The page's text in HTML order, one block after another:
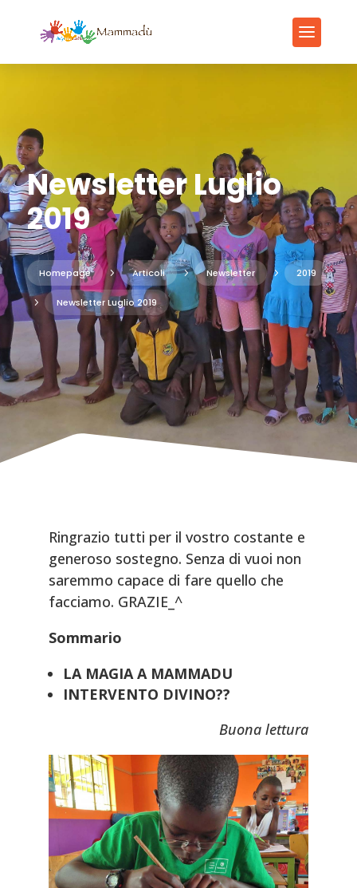
Newsletter Luglio
2019
Homepage 5 Articoli 5 Newsletter 5 2019
5 Newsletter Luglio 2019
Ringrazio tutti per il vostro costante e
generoso sostegno. Senza di vuoi non
saremmo capace di fare quello che
facciamo. GRAZIE_^
Sommario
LA MAGIA A MAMMADU
INTERVENTO DIVINO??
Buona lettura